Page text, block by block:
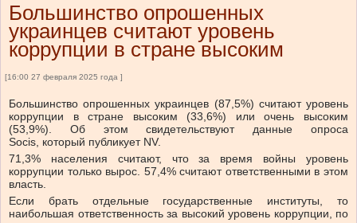
Большинство опрошенных
украинцев считают уровень
коррупции в стране высоким
[16:00 27 февраля 2025 года ]
Большинство опрошенных украинцев (87,5%) считают уровень
коррупции в стране высоким (33,6%) или очень высоким
(53,9%). Об этом свидетельствуют данные опроса
Socis, который публикует NV.
71,3% населения считают, что за время войны уровень
коррупции только вырос. 57,4% считают ответственными в этом
власть.
Если брать отдельные государственные институты, то
наибольшая ответственность за высокий уровень коррупции, по